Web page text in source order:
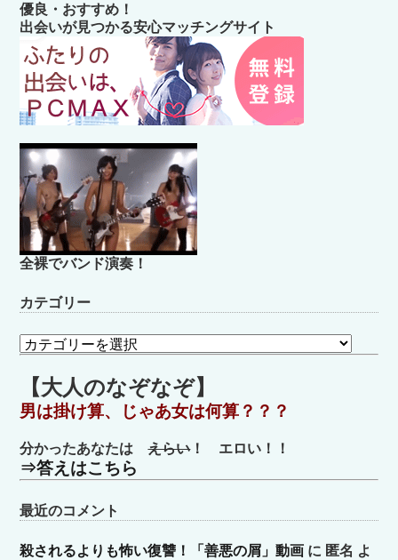
優良・おすすめ！
出会いが見つかる安心マッチングサイト
全裸でバンド演奏！
カテゴリー
カ
テ
ゴ
リ
ー
【大人のなぞなぞ】
男は掛け算、じゃあ女は何算？？？
分かったあなたはえらい！ エロい！！
⇒答えはこちら
最近のコメント
殺されるよりも怖い復讐！「善悪の屑」動画 に 匿名 よ